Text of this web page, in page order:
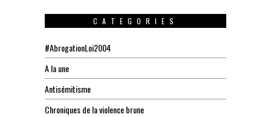
CATEGORIES
#AbrogationLoi2004
A la une
Antisémitisme
Chroniques de la violence brune